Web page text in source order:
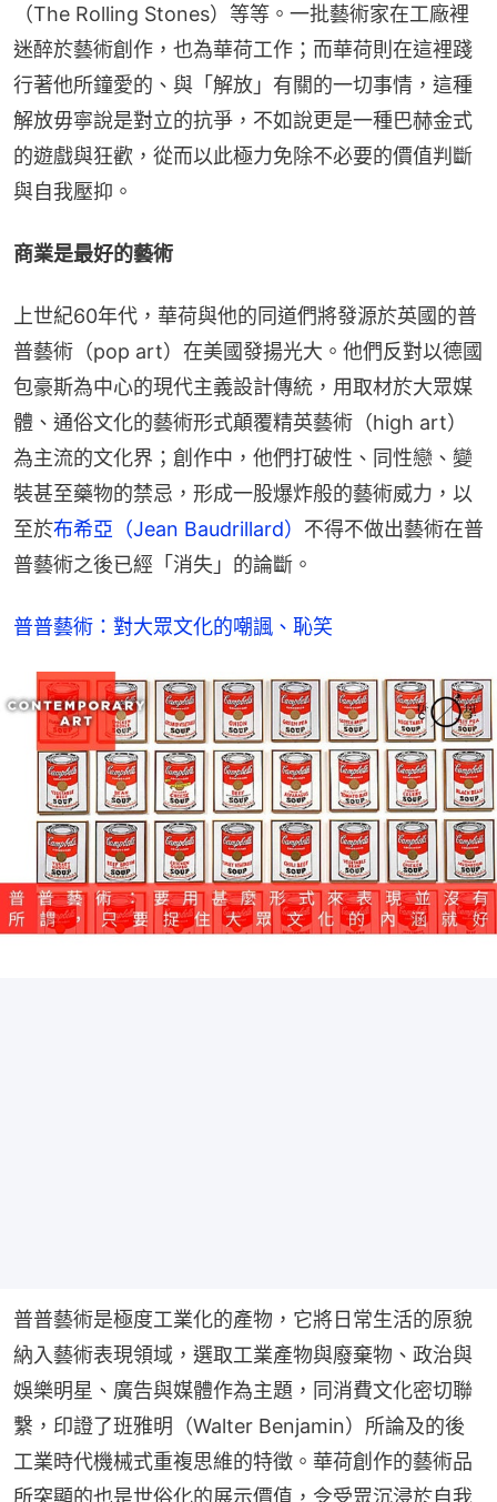
（The Rolling Stones）等等。一批藝術家在工廠裡
迷醉於藝術創作，也為華荷工作；而華荷則在這裡踐
行著他所鐘愛的、與「解放」有關的一切事情，這種
解放毋寧說是對立的抗爭，不如說更是一種巴赫金式
的遊戲與狂歡，從而以此極力免除不必要的價值判斷
與自我壓抑。
商業是最好的藝術
上世紀60年代，華荷與他的同道們將發源於英國的普
普藝術（pop art）在美國發揚光大。他們反對以德國
包豪斯為中心的現代主義設計傳統，用取材於大眾媒
體、通俗文化的藝術形式顛覆精英藝術（high art）
為主流的文化界；創作中，他們打破性、同性戀、變
裝甚至藥物的禁忌，形成一股爆炸般的藝術威力，以
至於布希亞（Jean Baudrillard） 不得不做出藝術在普
普藝術之後已經「消失」的論斷。
普普藝術：對大眾文化的嘲諷、恥笑
普普藝術是極度工業化的產物，它將日常生活的原貌
納入藝術表現領域，選取工業產物與廢棄物、政治與
娛樂明星、廣告與媒體作為主題，同消費文化密切聯
繫，印證了班雅明（Walter Benjamin）所論及的後
工業時代機械式重複思維的特徵。華荷創作的藝術品
所突顯的也是世俗化的展示價值，令受眾沉浸於自我